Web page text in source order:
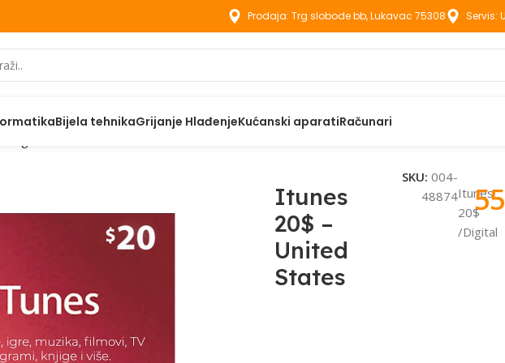
Prodaja: Trg slobode bb, Lukavac 75308 Servis:
Bijela tehnikaGrijanje HlađenjeKućanski aparatiRačunari
Itunes
20$ –
United
States
SKU: 004-
48874Itunes
20$
/Digital